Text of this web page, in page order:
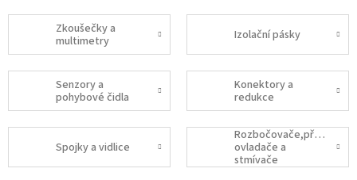
Zkoušečky a
multimetry
Izolační pásky
Senzory a
pohybové čidla
Konektory a
redukce
Spojky a vidlice
Rozbočovače,přepínače,
ovladače a
stmívače